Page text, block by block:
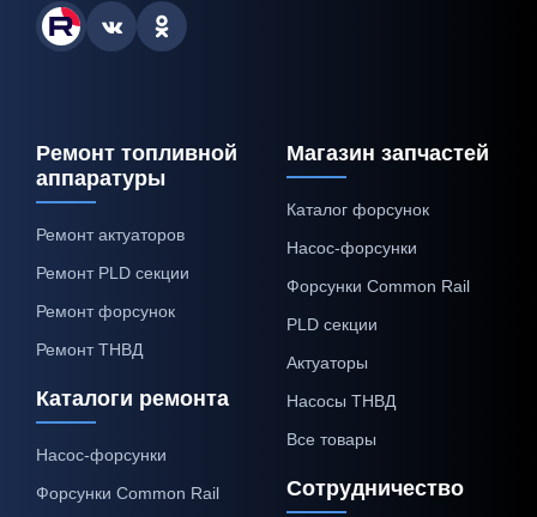
Ремонт топливной
аппаратуры
Ремонт актуаторов
Ремонт PLD секции
Ремонт форсунок
Ремонт ТНВД
Каталоги ремонта
Насос-форсунки
Форсунки Common Rail
Магазин запчастей
Каталог форсунок
Насос-форсунки
Форсунки Common Rail
PLD секции
Актуаторы
Насосы ТНВД
Все товары
Сотрудничество